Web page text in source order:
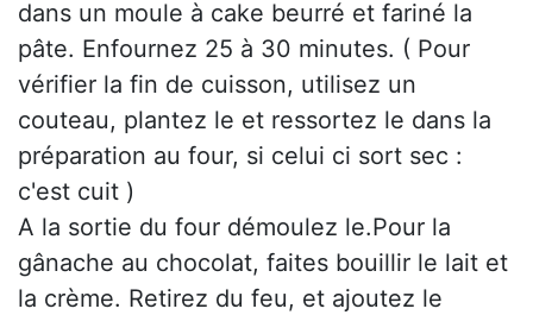
dans un moule à cake beurré et fariné la
pâte. Enfournez 25 à 30 minutes. ( Pour
vérifier la fin de cuisson, utilisez un
couteau, plantez le et ressortez le dans la
préparation au four, si celui ci sort sec :
c'est cuit )
A la sortie du four démoulez le.Pour la
gânache au chocolat, faites bouillir le lait et
la crème. Retirez du feu, et ajoutez le